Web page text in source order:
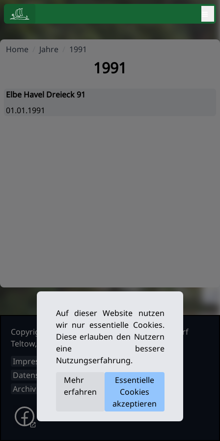
Home Jahre 1991
1991
Elbe Havel Dreieck 91
01.01.1991
Copyright Ruderclub Kleinmachnow Stahnsdorf
Teltow, 2026. Alle Rechte vorbehalten.
Impressum
Datenschutz
Archiv
Auf dieser Website nutzen
wir nur essentielle Cookies.
Diese erlauben den Nutzern
eine bessere
Nutzungserfahrung.
Mehr
erfahren
Essentielle
Cookies
akzeptieren